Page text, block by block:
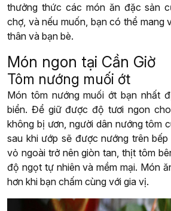
thưởng thức các món ăn đặc sản
chợ, và nếu muốn, bạn có thể mang
thân và bạn bè.
Món ngon tại Cần Giờ
Tôm nướng muối ớt
Món tôm nướng muối ớt bạn nhất
biển. Để giữ được độ tươi ngon
không bị ươn, người dân nướng tôm
sau khi ướp sẽ được nướng trên bếp
vỏ ngoài trở nên giòn tan, thịt tôm
độ ngọt tự nhiên và mềm mại. Món
hơn khi bạn chấm cùng với gia vị.